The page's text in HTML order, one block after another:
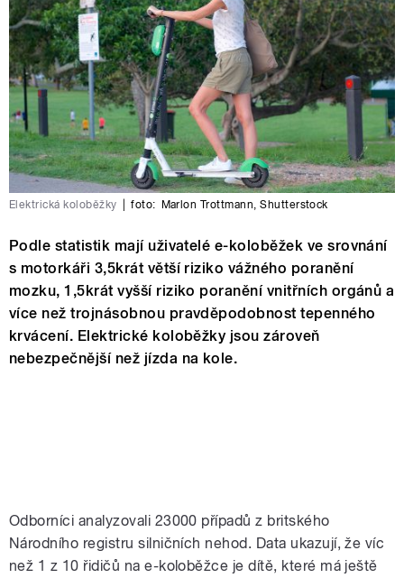
Elektrická koloběžky foto: Marlon Trottmann,Shutterstock
Podle statistik mají uživatelé e-koloběžek ve srovnání
s motorkáři 3,5krát větší riziko vážného poranění
mozku, 1,5krát vyšší riziko poranění vnitřních orgánů a
více než trojnásobnou pravděpodobnost tepenného
krvácení. Elektrické koloběžky jsou zároveň
nebezpečnější než jízda na kole.
Odborníci analyzovali 23000 případů z britského
Národního registru silničních nehod. Data ukazují, že víc
než 1 z 10 řidičů na e-koloběžce je dítě, které má ještě